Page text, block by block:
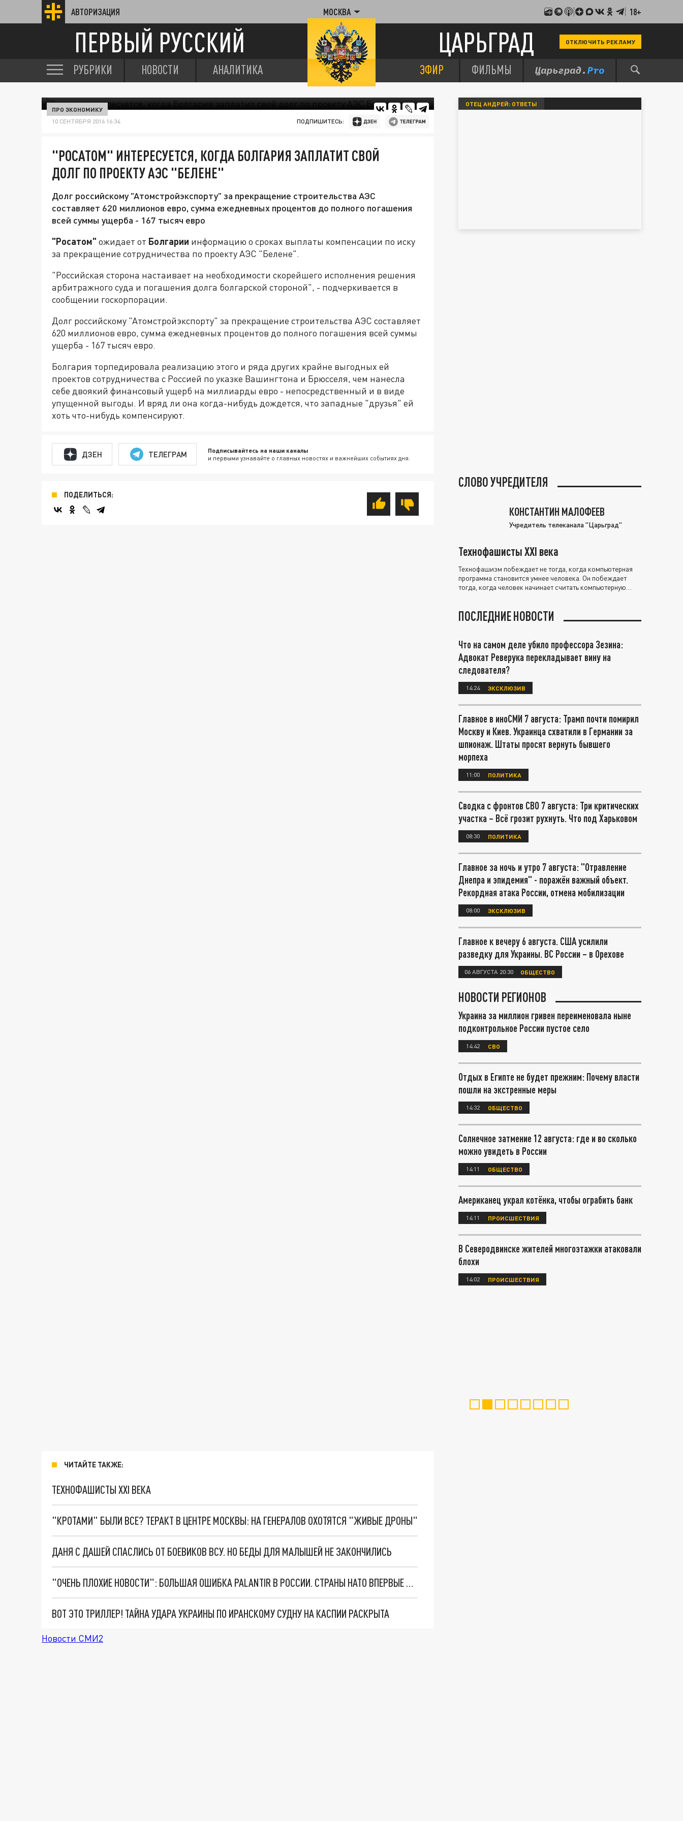
АВТОРИЗАЦИЯ МОСКВА 18+
ПЕРВЫЙ РУССКИЙ ЦАРЬГРАД ОТКЛЮЧИТЬ РЕКЛАМУ
РУБРИКИ НОВОСТИ АНАЛИТИКА ЭФИР ФИЛЬМЫ
ПРО ЭКОНОМИКУ
10 СЕНТЯБРЯ 2016 16:34 ПОДПИШИТЕСЬ:
"РОСАТОМ" ИНТЕРЕСУЕТСЯ, КОГДА БОЛГАРИЯ ЗАПЛАТИТ СВОЙ
ДОЛГ ПО ПРОЕКТУ АЭС "БЕЛЕНЕ"
Долг российскому "Атомстройэкспорту" за прекращение строительства АЭС
составляет 620 миллионов евро, сумма ежедневных процентов до полного погашения
всей суммы ущерба - 167 тысяч евро
"Росатом" ожидает от Болгарии информацию о сроках выплаты компенсации по иску
за прекращение сотрудничества по проекту АЭС "Белене".
"Российская сторона настаивает на необходимости скорейшего исполнения решения
арбитражного суда и погашения долга болгарской стороной", - подчеркивается в
сообщении госкорпорации.
Долг российскому "Атомстройэкспорту" за прекращение строительства АЭС составляет
620 миллионов евро, сумма ежедневных процентов до полного погашения всей суммы
ущерба - 167 тысяч евро.
Болгария торпедировала реализацию этого и ряда других крайне выгодных ей
проектов сотрудничества с Россией по указке Вашингтона и Брюсселя, чем нанесла
себе двоякий финансовый ущерб на миллиарды евро - непосредственный и в виде
упущенной выгоды. И вряд ли она когда-нибудь дождется, что западные "друзья" ей
хоть что-нибудь компенсируют.
ДЗЕН ТЕЛЕГРАМ Подписывайтесь на наши каналы
и первыми узнавайте о главных новостях и важнейших событиях дня.
ПОДЕЛИТЬСЯ:
ЧИТАЙТЕ ТАКЖЕ:
ТЕХНОФАШИСТЫ XXI ВЕКА
"КРОТАМИ" БЫЛИ ВСЕ? ТЕРАКТ В ЦЕНТРЕ МОСКВЫ: НА ГЕНЕРАЛОВ ОХОТЯТСЯ "ЖИВЫЕ ДРОНЫ"
ДАНЯ С ДАШЕЙ СПАСЛИСЬ ОТ БОЕВИКОВ ВСУ. НО БЕДЫ ДЛЯ МАЛЫШЕЙ НЕ ЗАКОНЧИЛИСЬ
"ОЧЕНЬ ПЛОХИЕ НОВОСТИ": БОЛЬШАЯ ОШИБКА PALANTIR В РОССИИ. СТРАНЫ НАТО ВПЕРВЫЕ ЗА СВО ОСТАНОВИЛИ ПОСТАВКИ ОРУЖИЯ. ВСУ ТЕРЯЮТ ПРИГРАНИЧЬЕ?
ВОТ ЭТО ТРИЛЛЕР! ТАЙНА УДАРА УКРАИНЫ ПО ИРАНСКОМУ СУДНУ НА КАСПИИ РАСКРЫТА
Новости СМИ2
ОТЕЦ АНДРЕЙ: ОТВЕТЫ
СЛОВО УЧРЕДИТЕЛЯ
КОНСТАНТИН МАЛОФЕЕВ
Учредитель телеканала "Царьград"
Технофашисты XXI века
Технофашизм побеждает не тогда, когда компьютерная
программа становится умнее человека. Он побеждает
тогда, когда человек начинает считать компьютерную
ПОСЛЕДНИЕ НОВОСТИ
Что на самом деле убило профессора Зезина:
Адвокат Реверука перекладывает вину на
следователя?
14:24 ЭКСКЛЮЗИВ
Главное в иноСМИ 7 августа: Трамп почти помирил
Москву и Киев. Украинца схватили в Германии за
шпионаж. Штаты просят вернуть бывшего
морпеха
11:00 ПОЛИТИКА
Сводка с фронтов СВО 7 августа: Три критических
участка – Всё грозит рухнуть. Что под Харьковом
08:30 ПОЛИТИКА
Главное за ночь и утро 7 августа: "Отравление
Днепра и эпидемия" - поражён важный объект.
Рекордная атака России, отмена мобилизации
08:00 ЭКСКЛЮЗИВ
Главное к вечеру 6 августа. США усилили
разведку для Украины. ВС России – в Орехове
06 АВГУСТА 20:30 ОБЩЕСТВО
НОВОСТИ РЕГИОНОВ
Украина за миллион гривен переименовала ныне
подконтрольное России пустое село
14:42 СВО
Отдых в Египте не будет прежним: Почему власти
пошли на экстренные меры
14:32 ОБЩЕСТВО
Солнечное затмение 12 августа: где и во сколько
можно увидеть в России
14:11 ОБЩЕСТВО
Американец украл котёнка, чтобы ограбить банк
14:11 ПРОИСШЕСТВИЯ
В Северодвинске жителей многоэтажки атаковали
блохи
14:02 ПРОИСШЕСТВИЯ